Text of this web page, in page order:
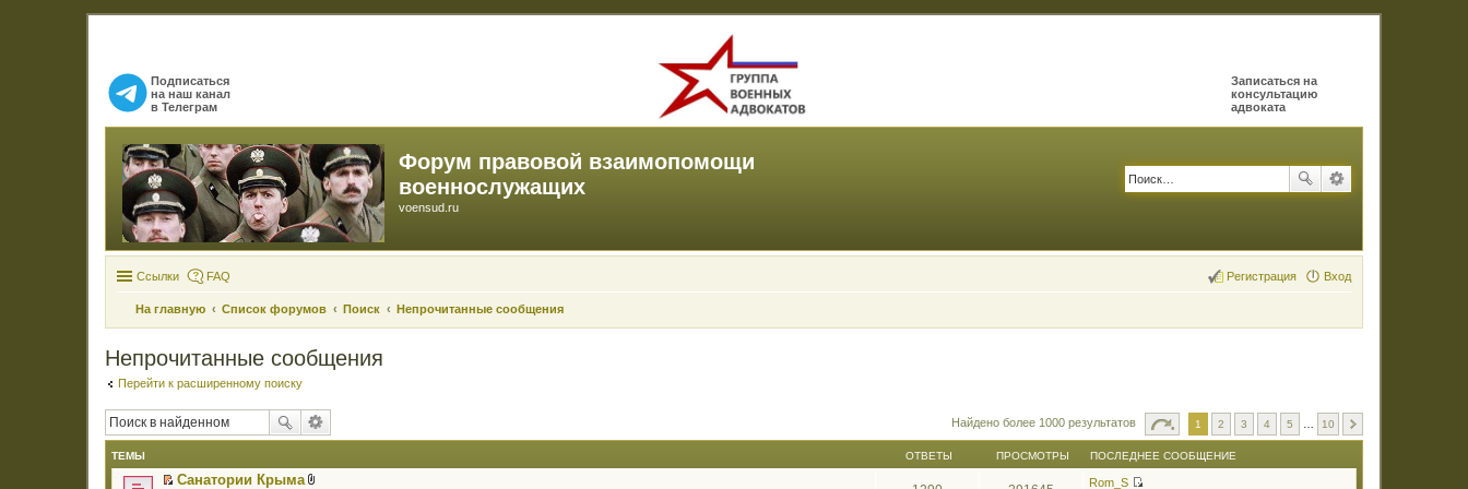
Подписаться
на наш канал
в Телеграм
Записаться на
консультацию
адвоката
Форум правовой взаимопомощи
военнослужащих
voensud.ru
Ссылки FAQ Вход
Регистрация
На главную Список форумов Поиск Непрочитанные сообщения
Непрочитанные сообщения
Перейти к расширенному поиску
Найдено более 1000 результатов 1 2 3 4 5 10
ТЕМЫ ОТВЕТЫ ПРОСМОТРЫ ПОСЛЕДНЕЕ СООБЩЕНИЕ
Санатории Крыма
Rom_S